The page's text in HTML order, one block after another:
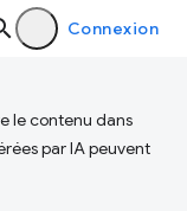
Connexion
le contenu dans
par IA peuvent